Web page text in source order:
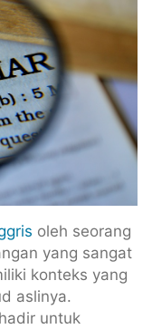
oleh seorang
yang sangat
konteks yang
aslinya.
untuk